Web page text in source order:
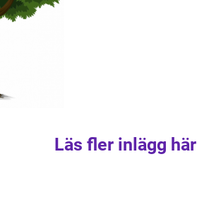
Läs fler inlägg här